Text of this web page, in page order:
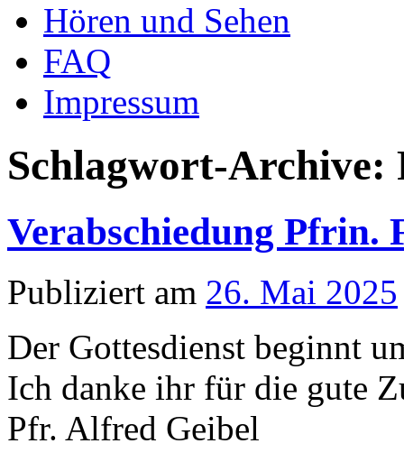
Hören und Sehen
FAQ
Impressum
Schlagwort-Archive:
Verabschiedung Pfrin.
Publiziert am 26. Mai 2025
Der Gottesdienst beginnt
Ich danke ihr für die gute
Pfr. Alfred Geibel